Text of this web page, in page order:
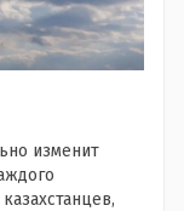
изменит